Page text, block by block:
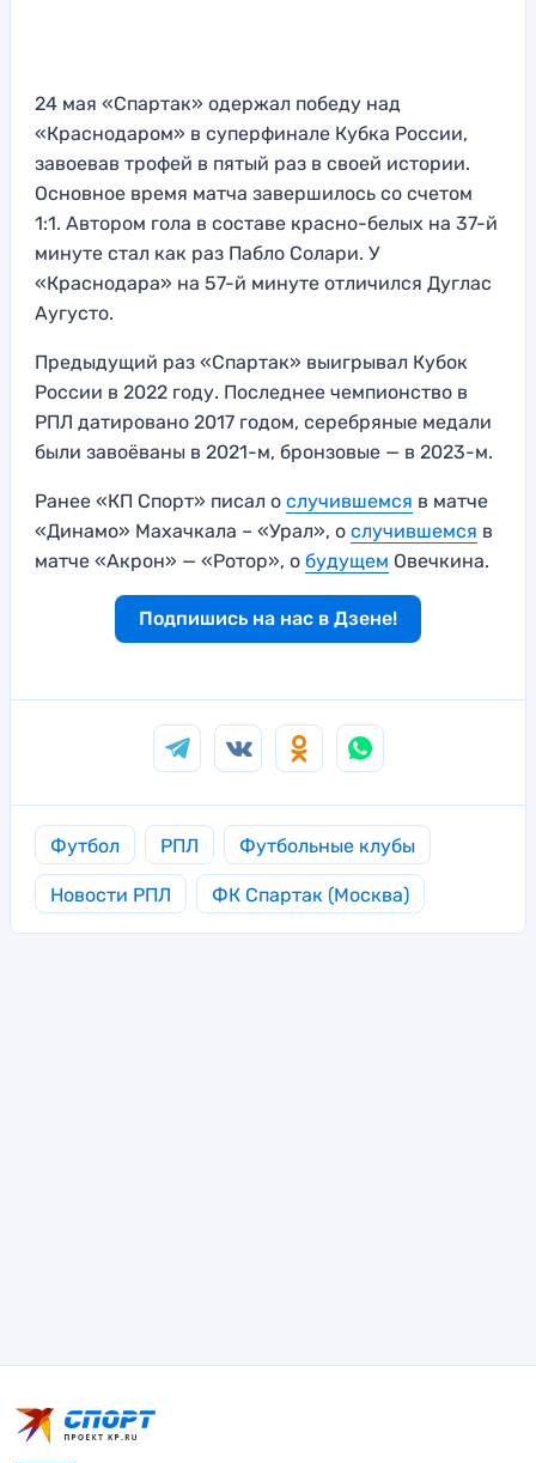
24 мая «Спартак» одержал победу над
«Краснодаром» в суперфинале Кубка России,
завоевав трофей в пятый раз в своей истории.
Основное время матча завершилось со счетом
1:1. Автором гола в составе красно-белых на 37-й
минуте стал как раз Пабло Солари. У
«Краснодара» на 57-й минуте отличился Дуглас
Аугусто.
Предыдущий раз «Спартак» выигрывал Кубок
России в 2022 году. Последнее чемпионство в
РПЛ датировано 2017 годом, серебряные медали
были завоёваны в 2021-м, бронзовые — в 2023-м.
Ранее «КП Спорт» писал о случившемся в матче
«Динамо» Махачкала – «Урал», о случившемся в
матче «Акрон» — «Ротор», о будущем Овечкина.
Подпишись на нас в Дзене!
Футбол РПЛ Футбольные клубы
Новости РПЛ ФК Спартак (Москва)